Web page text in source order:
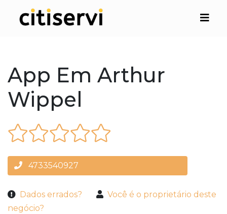
App Em Arthur
Wippel
4733540927
Dados errados?
Você é o proprietário deste
negócio?